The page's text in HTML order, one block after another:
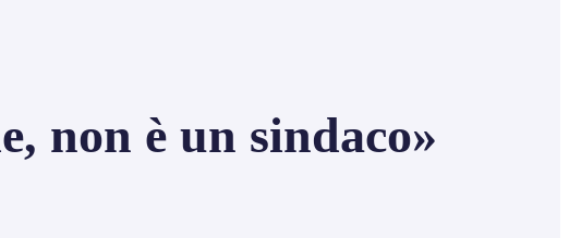
non è un sindaco»